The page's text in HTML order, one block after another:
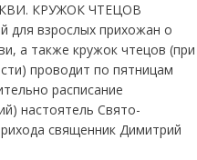
КРУЖОК ЧТЕЦОВ
для взрослых прихожан о
а также кружок чтецов (при
проводит по пятницам
расписание
настоятель Свято-
священник Димитрий